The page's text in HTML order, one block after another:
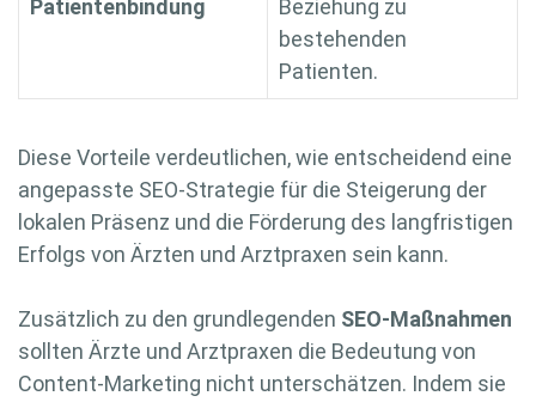
Patientenbindung
Beziehung zu
bestehenden
Patienten.
Diese Vorteile verdeutlichen, wie entscheidend eine
angepasste SEO-Strategie für die Steigerung der
lokalen Präsenz und die Förderung des langfristigen
Erfolgs von Ärzten und Arztpraxen sein kann.
Zusätzlich zu den grundlegenden SEO-Maßnahmen
sollten Ärzte und Arztpraxen die Bedeutung von
Content-Marketing nicht unterschätzen. Indem sie